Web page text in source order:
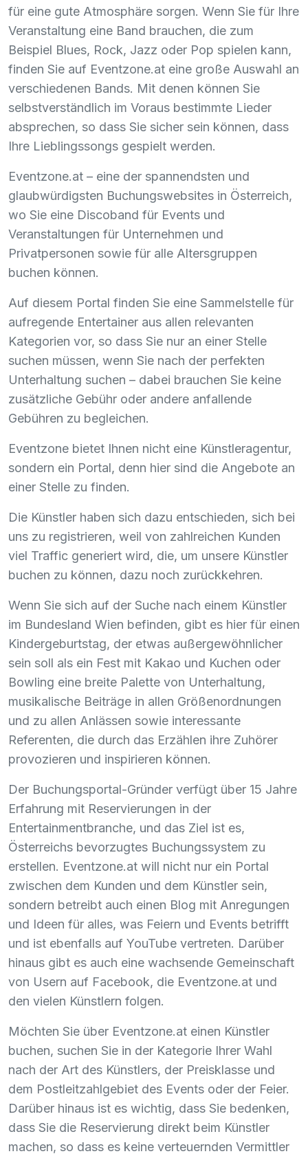
für eine gute Atmosphäre sorgen. Wenn Sie für Ihre
Veranstaltung eine Band brauchen, die zum
Beispiel Blues, Rock, Jazz oder Pop spielen kann,
finden Sie auf Eventzone.at eine große Auswahl an
verschiedenen Bands. Mit denen können Sie
selbstverständlich im Voraus bestimmte Lieder
absprechen, so dass Sie sicher sein können, dass
Ihre Lieblingssongs gespielt werden.
Eventzone.at – eine der spannendsten und
glaubwürdigsten Buchungswebsites in Österreich,
wo Sie eine Discoband für Events und
Veranstaltungen für Unternehmen und
Privatpersonen sowie für alle Altersgruppen
buchen können.
Auf diesem Portal finden Sie eine Sammelstelle für
aufregende Entertainer aus allen relevanten
Kategorien vor, so dass Sie nur an einer Stelle
suchen müssen, wenn Sie nach der perfekten
Unterhaltung suchen – dabei brauchen Sie keine
zusätzliche Gebühr oder andere anfallende
Gebühren zu begleichen.
Eventzone bietet Ihnen nicht eine Künstleragentur,
sondern ein Portal, denn hier sind die Angebote an
einer Stelle zu finden.
Die Künstler haben sich dazu entschieden, sich bei
uns zu registrieren, weil von zahlreichen Kunden
viel Traffic generiert wird, die, um unsere Künstler
buchen zu können, dazu noch zurückkehren.
Wenn Sie sich auf der Suche nach einem Künstler
im Bundesland Wien befinden, gibt es hier für einen
Kindergeburtstag, der etwas außergewöhnlicher
sein soll als ein Fest mit Kakao und Kuchen oder
Bowling eine breite Palette von Unterhaltung,
musikalische Beiträge in allen Größenordnungen
und zu allen Anlässen sowie interessante
Referenten, die durch das Erzählen ihre Zuhörer
provozieren und inspirieren können.
Der Buchungsportal-Gründer verfügt über 15 Jahre
Erfahrung mit Reservierungen in der
Entertainmentbranche, und das Ziel ist es,
Österreichs bevorzugtes Buchungssystem zu
erstellen. Eventzone.at will nicht nur ein Portal
zwischen dem Kunden und dem Künstler sein,
sondern betreibt auch einen Blog mit Anregungen
und Ideen für alles, was Feiern und Events betrifft
und ist ebenfalls auf YouTube vertreten. Darüber
hinaus gibt es auch eine wachsende Gemeinschaft
von Usern auf Facebook, die Eventzone.at und
den vielen Künstlern folgen.
Möchten Sie über Eventzone.at einen Künstler
buchen, suchen Sie in der Kategorie Ihrer Wahl
nach der Art des Künstlers, der Preisklasse und
dem Postleitzahlgebiet des Events oder der Feier.
Darüber hinaus ist es wichtig, dass Sie bedenken,
dass Sie die Reservierung direkt beim Künstler
machen, so dass es keine verteuernden Vermittler